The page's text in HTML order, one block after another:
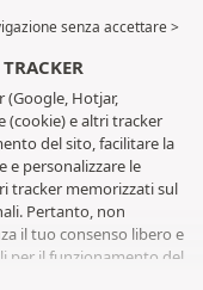
senza accettare >
(Google, Hotjar,
(cookie) e altri tracker
del sito, facilitare la
e personalizzare le
tracker memorizzati sul
Pertanto, non
il tuo consenso libero e
per il funzionamento del